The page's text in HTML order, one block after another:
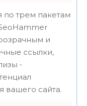
по трем пакетам
и
ссылки,
-
вашего сайта.